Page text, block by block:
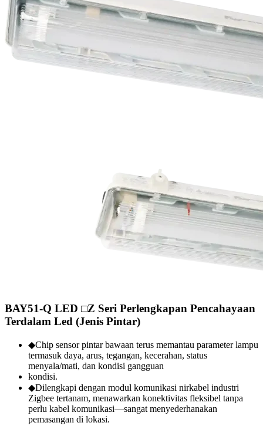
BAY51-Q LED □Z Seri Perlengkapan Pencahayaan
Terdalam Led (Jenis Pintar)
◆Chip sensor pintar bawaan terus memantau parameter lampu
termasuk daya, arus, tegangan, kecerahan, status
menyala/mati, dan kondisi gangguan
kondisi.
◆Dilengkapi dengan modul komunikasi nirkabel industri
Zigbee tertanam, menawarkan konektivitas fleksibel tanpa
perlu kabel komunikasi—sangat menyederhanakan
pemasangan di lokasi.